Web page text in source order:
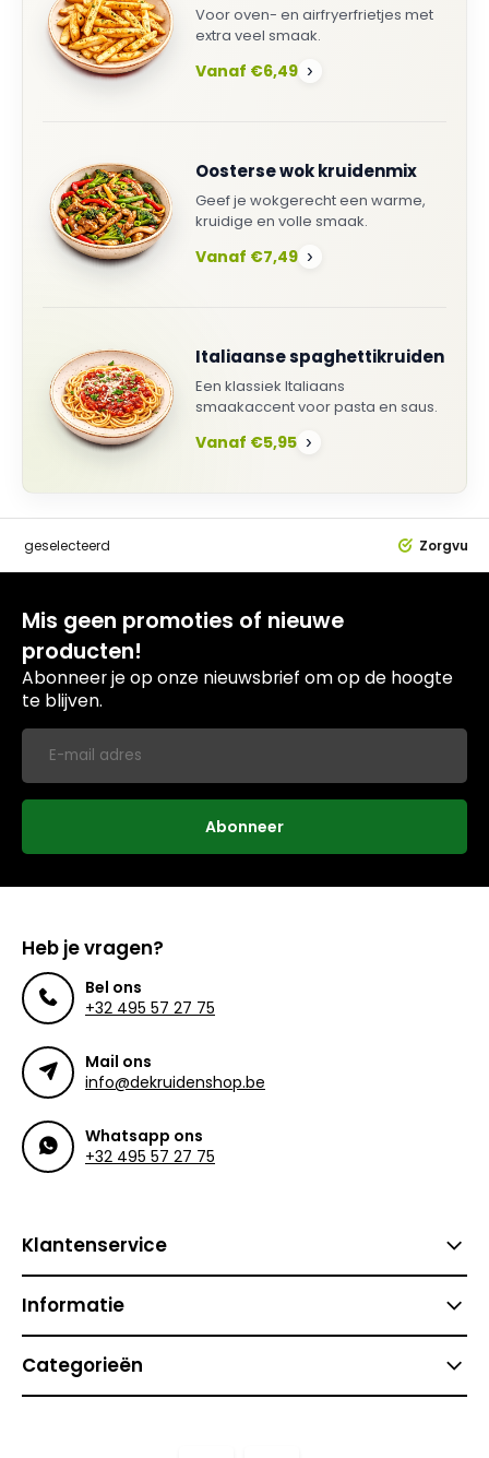
Voor oven- en airfryerfrietjes met
extra veel smaak.
Vanaf €6,49 ›
Oosterse wok kruidenmix
Geef je wokgerecht een warme,
kruidige en volle smaak.
Vanaf €7,49 ›
Italiaanse spaghettikruiden
Een klassiek Italiaans
smaakaccent voor pasta en saus.
Vanaf €5,95 ›
geselecteerd
Mis geen promoties of nieuwe
producten!
Abonneer je op onze nieuwsbrief om op de hoogte
te blijven.
Abonneer
Heb je vragen?
Bel ons
+32 495 57 27 75
Mail ons
info@dekruidenshop.be
Whatsapp ons
+32 495 57 27 75
Klantenservice
Informatie
Categorieën